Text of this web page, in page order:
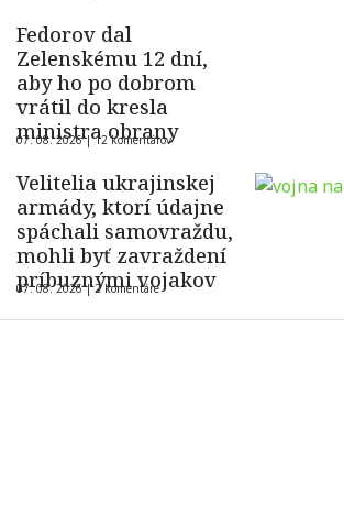
Fedorov dal
Zelenskému 12 dní,
aby ho po dobrom
vrátil do kresla
ministra obrany
07. 08. 2026 |12 komentárov
Velitelia ukrajinskej
armády, ktorí údajne
spáchali samovraždu,
mohli byť zavraždení
príbuznými vojakov
07. 08. 2026 |2 komentáre